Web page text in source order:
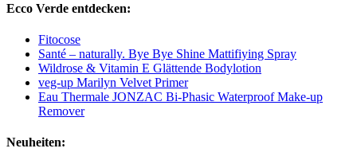
Ecco Verde entdecken:
Fitocose
Santé – naturally. Bye Bye Shine Mattifiying Spray
Wildrose & Vitamin E Glättende Bodylotion
veg-up Marilyn Velvet Primer
Eau Thermale JONZAC Bi-Phasic Waterproof Make-up
Remover
Neuheiten: